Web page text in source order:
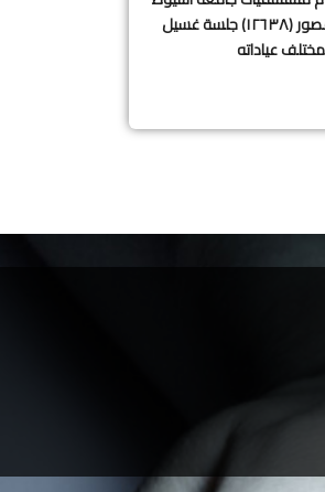
تعلن عن إجراء مستشفى أم القصور (١٢٦٣٨) جلسة غسيل